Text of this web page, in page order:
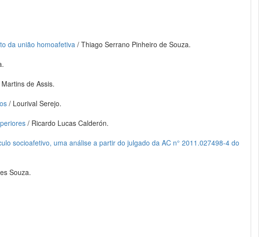
da união homoafetiva / Thiago Serrano Pinheiro de Souza.
de Assis.
/ Lourival Serejo.
/ Ricardo Lucas Calderón.
socioafetivo, uma análise a partir do julgado da AC n° 2011.027498-4 do
Souza.